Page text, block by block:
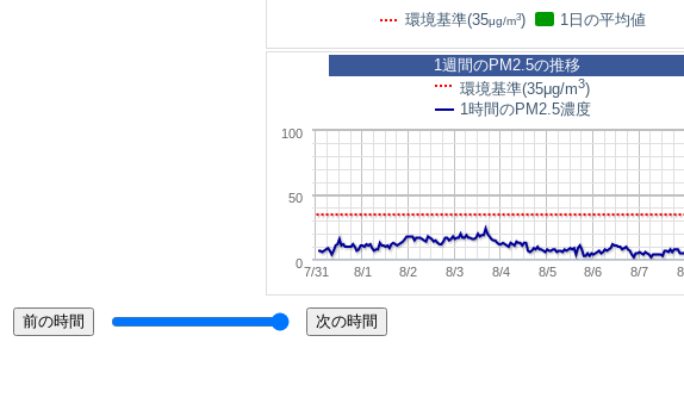
環境基準(35μg/m3) 1日の平均値
7/31 8/1 8/2 8/3 8/4 8/5 8/6 8/7
0
50
100
1週間のPM2.5の推移
環境基準(35μg/m3)
1時間のPM2.5濃度